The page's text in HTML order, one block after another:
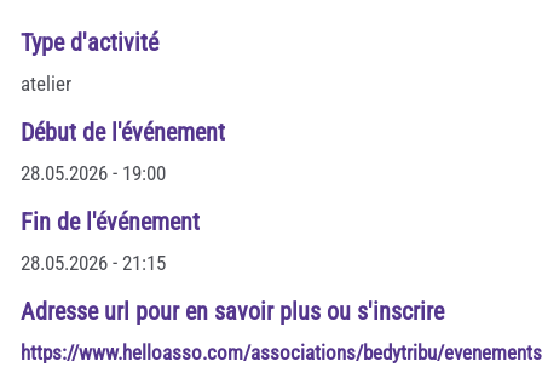
Type d'activité
atelier
Début de l'événement
28.05.2026 - 19:00
Fin de l'événement
28.05.2026 - 21:15
Adresse url pour en savoir plus ou s'inscrire
https://www.helloasso.com/associations/bedytribu/